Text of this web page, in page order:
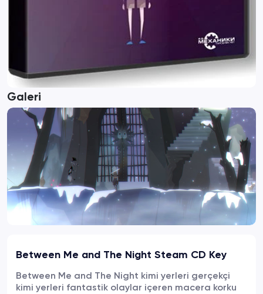
Galeri
Between Me and The Night Steam CD Key
Between Me and The Night kimi yerleri gerçekçi
kimi yerleri fantastik olaylar içeren macera korku